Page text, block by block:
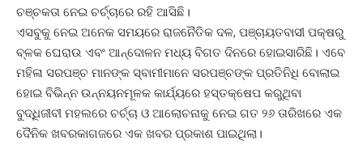
ଚଞ୍ଚକତା ନେଇ ଚର୍ଚ୍ଚାରେ ରହି ଆସିଛି।
ଏସବୁକୁ ନେଇ ଅନେକ ସମୟରେ ରାଜନୈତିକ ଦଳ, ପଞ୍ଚାୟତବାସୀ ପକ୍ଷରୁ
ବ୍ଳକ ଘେରାଉ ଏବଂ ଆନ୍ଦୋଳନ ମଧ୍ୟ ବିଗତ ଦିନରେ ହୋଇସାରିଛି। ଏବେ
ମହିଳା ସରପଞ୍ଚ ମାନଙ୍କ ସ୍ବାମୀମାନେ ସରପଞ୍ଚଙ୍କ ପ୍ରତିନିଧି ବୋଲାଇ
ହୋଇ ବିଭିନ୍ନ ଉନ୍ନୟନମୂଳକ କାର୍ଯ୍ୟରେ ହସ୍ତକ୍ଷେପ କରୁଥିବା
ବୁଦ୍ଧିଜୀବୀ ମହଲରେ ଚର୍ଚ୍ଚା ଓ ଆଲୋଚନାକୁ ନେଇ ଗତ ୨୬ ତାରିଖରେ ଏକ
ଦୈନିକ ଖବରକାଗଜରେ ଏକ ଖବର ପ୍ରକାଶ ପାଇଥିଲା।